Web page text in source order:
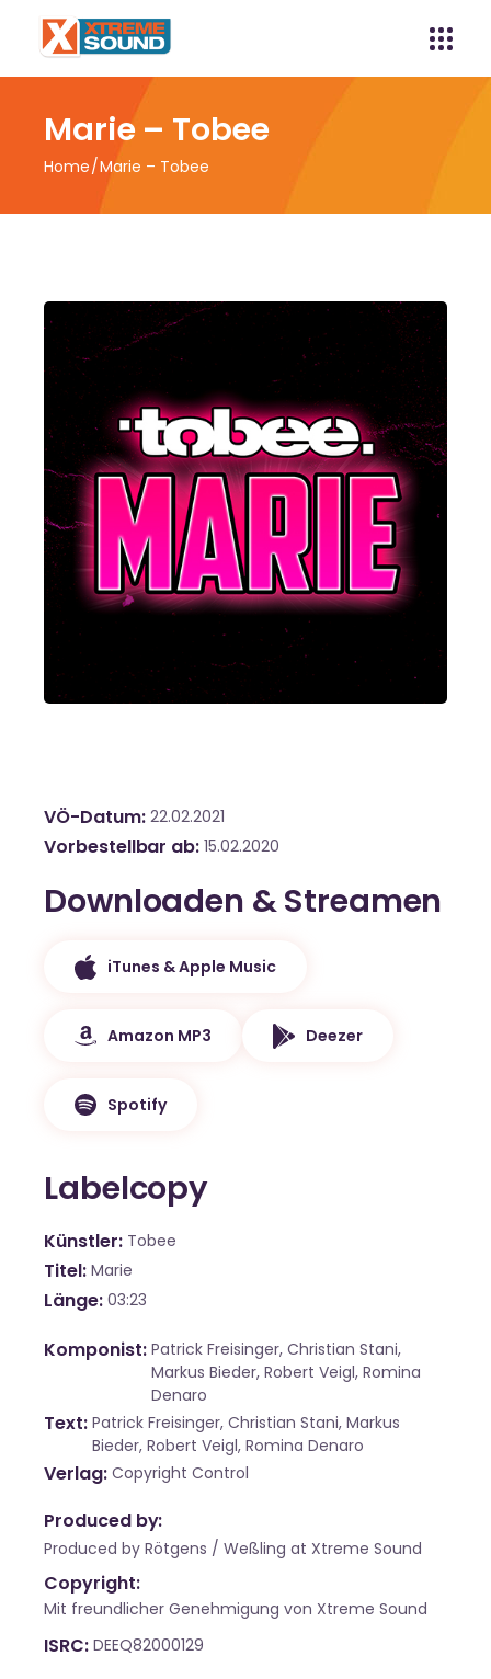
Marie – Tobee
Home Marie – Tobee
VÖ-Datum 22.02.2021
Vorbestellbar ab 15.02.2020
Downloaden & Streamen
iTunes & Apple Music
Amazon MP3 Deezer
Spotify
Labelcopy
Künstler Tobee
Titel Marie
Länge 03:23
Komponist Patrick Freisinger, Christian Stani,
Markus Bieder, Robert Veigl, Romina
Denaro
Text Patrick Freisinger, Christian Stani, Markus
Bieder, Robert Veigl, Romina Denaro
Verlag Copyright Control
Produced by:
Produced by Rötgens / Weßling at Xtreme Sound
Copyright:
Mit freundlicher Genehmigung von Xtreme Sound
ISRC DEEQ82000129